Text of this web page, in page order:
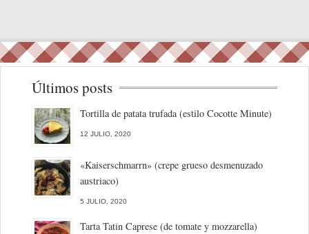
Últimos posts
Tortilla de patata trufada (estilo Cocotte Minute)
12 JULIO, 2020
«Kaiserschmarrn» (crepe grueso desmenuzado
austriaco)
5 JULIO, 2020
Tarta Tatin Caprese (de tomate y mozzarella)